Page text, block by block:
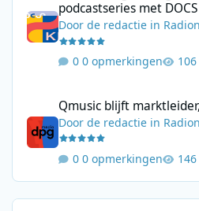
podcastseries met
Doorde redactie in
0 opmerkingen
Qmusic blijft
Doorde redactie in
0 opmerkingen